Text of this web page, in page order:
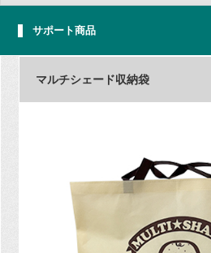
サポート商品
マルチシェード収納袋